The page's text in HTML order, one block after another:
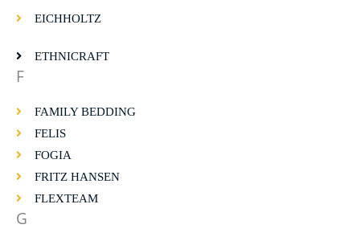
EICHHOLTZ
ETHNICRAFT
F
FAMILY BEDDING
FELIS
FOGIA
FRITZ HANSEN
FLEXTEAM
G